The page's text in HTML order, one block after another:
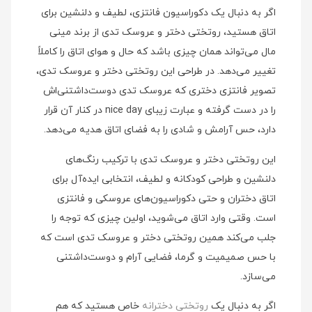
اگر به دنبال یک دکوراسیون فانتزی، لطیف و دلنشین برای
اتاق هستید، روتختی دختر و عروسک تدی از برند مینی
مال می‌تواند همان چیزی باشد که حال و هوای اتاق را کاملاً
تغییر می‌دهد. در طراحی این روتختی دختر و عروسک تدی،
تصویر فانتزی دختری که عروسک تدی دوست‌داشتنی‌اش
را در دست گرفته و عبارت زیبای nice day در کنار آن قرار
دارد، حس آرامش و شادی را به فضای اتاق هدیه می‌دهد.
این روتختی دختر و عروسک تدی با ترکیب رنگ‌های
دلنشین و طراحی کودکانه و لطیف، انتخابی ایده‌آل برای
اتاق دختران و حتی دکوراسیون‌های عروسکی و فانتزی
است. وقتی وارد اتاق می‌شوید، اولین چیزی که توجه را
جلب می‌کند همین روتختی دختر و عروسک تدی است که
با حس صمیمیت و گرما، فضایی آرام و دوست‌داشتنی
می‌سازد.
اگر به دنبال یک روتختی دخترانه خاص هستید که هم